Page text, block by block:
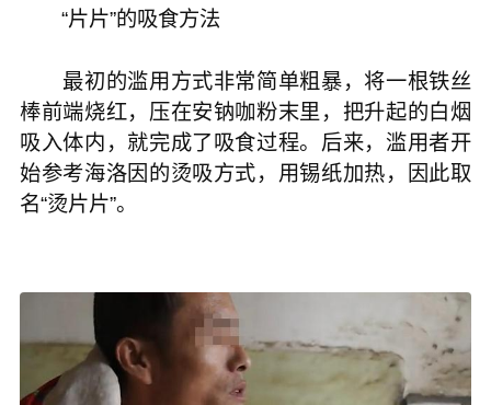
“片片”的吸食方法
最初的滥用方式非常简单粗暴，将一根铁丝
棒前端烧红，压在安钠咖粉末里，把升起的白烟
吸入体内，就完成了吸食过程。后来，滥用者开
始参考海洛因的烫吸方式，用锡纸加热，因此取
名“烫片片”。